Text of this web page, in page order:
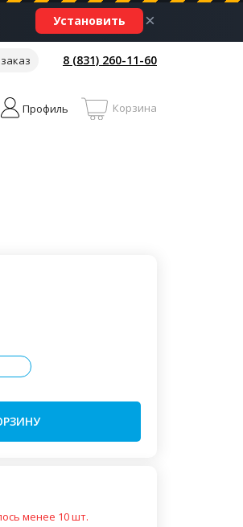
Установить ×
8 (831) 260-11-60
Профиль Корзина
менее 10 шт.